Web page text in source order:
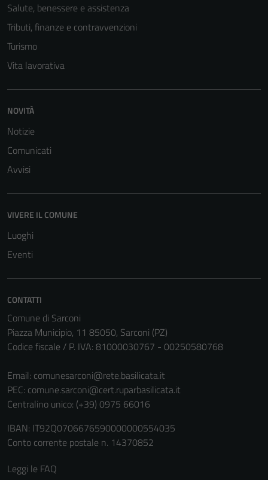
Salute, benessere e assistenza
Tributi, finanze e contravvenzioni
Turismo
Vita lavorativa
NOVITÀ
Notizie
Comunicati
Avvisi
VIVERE IL COMUNE
Luoghi
Eventi
CONTATTI
Comune di Sarconi
Piazza Municipio, 11 85050, Sarconi (PZ)
Codice fiscale / P. IVA: 81000030767 - 00250580768
Email: comunesarconi@rete.basilicata.it
PEC: comune.sarconi@cert.ruparbasilicata.it
Centralino unico: (+39) 0975 66016
IBAN: IT92Q0706676590000000554035
Conto corrente postale n. 14370852
Leggi le FAQ
possono
personali.